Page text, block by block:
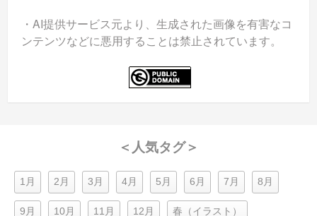
・AI提供サービス元より、生成された画像を有害なコ
ンテンツなどに悪用することは禁止されています。
＜人気タグ＞
1月 2月 3月 4月 5月 6月 7月 8月
9月 10月 11月 12月 春（イラスト）